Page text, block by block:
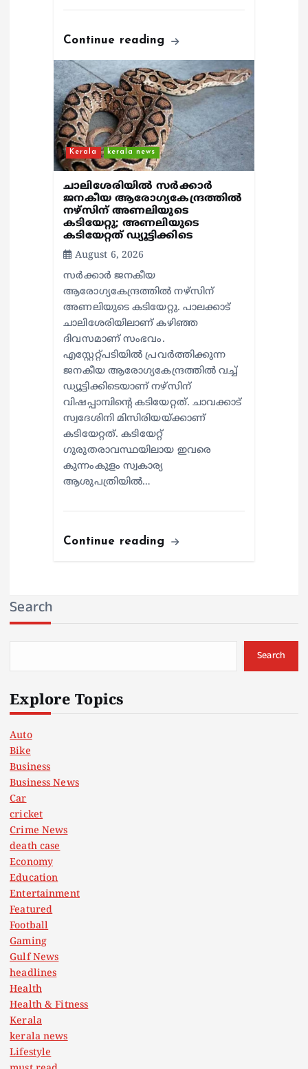
Continue reading
Kerala kerala news
ചാലിശേരിയില്‍ സര്‍ക്കാര്‍
ജനകീയ ആരോഗ്യകേന്ദ്രത്തില്‍
നഴ്സിന് അണലിയുടെ
കടിയേറ്റു; അണലിയുടെ
കടിയേറ്റത് ഡ്യൂട്ടിക്കിടെ
August 6, 2026
സര്‍ക്കാര്‍ ജനകീയ
ആരോഗ്യകേന്ദ്രത്തില്‍ നഴ്സിന്
അണലിയുടെ കടിയേറ്റു. പാലക്കാട്
ചാലിശേരിയിലാണ് കഴിഞ്ഞ
ദിവസമാണ് സംഭവം.
എസ്റ്റേറ്റ്പടിയില്‍ പ്രവര്‍ത്തിക്കുന്ന
ജനകീയ ആരോഗ്യകേന്ദ്രത്തില്‍ വച്ച്
ഡ്യൂട്ടിക്കിടെയാണ് നഴ്സിന്
വിഷപ്പാമ്പിന്റെ കടിയേറ്റത്. ചാവക്കാട്
സ്വദേശിനി മിസിരിയയ്ക്കാണ്
കടിയേറ്റത്. കടിയേറ്റ്
ഗുരുതരാവസ്ഥയിലായ ഇവരെ
കുന്നംകുളം സ്വകാര്യ
ആശുപത്രിയില്‍…
Continue reading
Search
Search
Explore Topics
Auto
Bike
Business
Business News
Car
cricket
Crime News
death case
Economy
Education
Entertainment
Featured
Football
Gaming
Gulf News
headlines
Health
Health & Fitness
Kerala
kerala news
Lifestyle